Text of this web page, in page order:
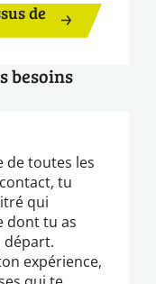
de
besoins
de toutes les
tu
qui
dont tu as
départ.
expérience,